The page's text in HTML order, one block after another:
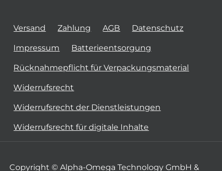
Versand Zahlung AGB Datenschutz
Impressum Batterieentsorgung
Rücknahmepflicht für Verpackungsmaterial
Widerrufsrecht
Widerrufsrecht der Dienstleistungen
Widerrufsrecht für digitale Inhalte
Copyright © Alpha-Omega Technology GmbH &